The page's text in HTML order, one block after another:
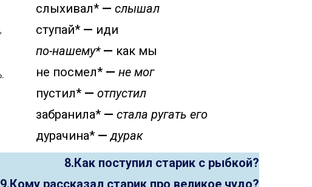
слыхивал*— слышал
ступай*— иди
по-нашему*— как мы
не посмел* — не мог
пустил*— отпустил
забранила*— стала ругать его
дурачина*—дурак
8.Как поступил старик с рыбкой?
9.Кому рассказал старик про великое чудо?